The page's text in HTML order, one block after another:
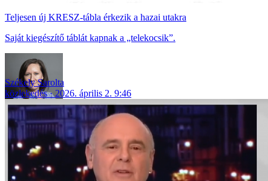
Teljesen új KRESZ-tábla érkezik a hazai utakra
Saját kiegészítő táblát kapnak a „telekocsik”.
Székely Sarolta
közlekedés
2026. április 2. 9:46